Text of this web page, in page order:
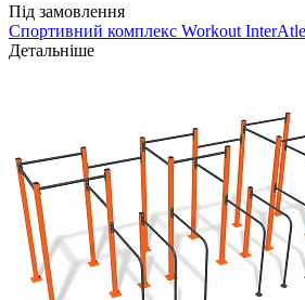
Під замовлення
Спортивний комплекс Workout
Детальніше